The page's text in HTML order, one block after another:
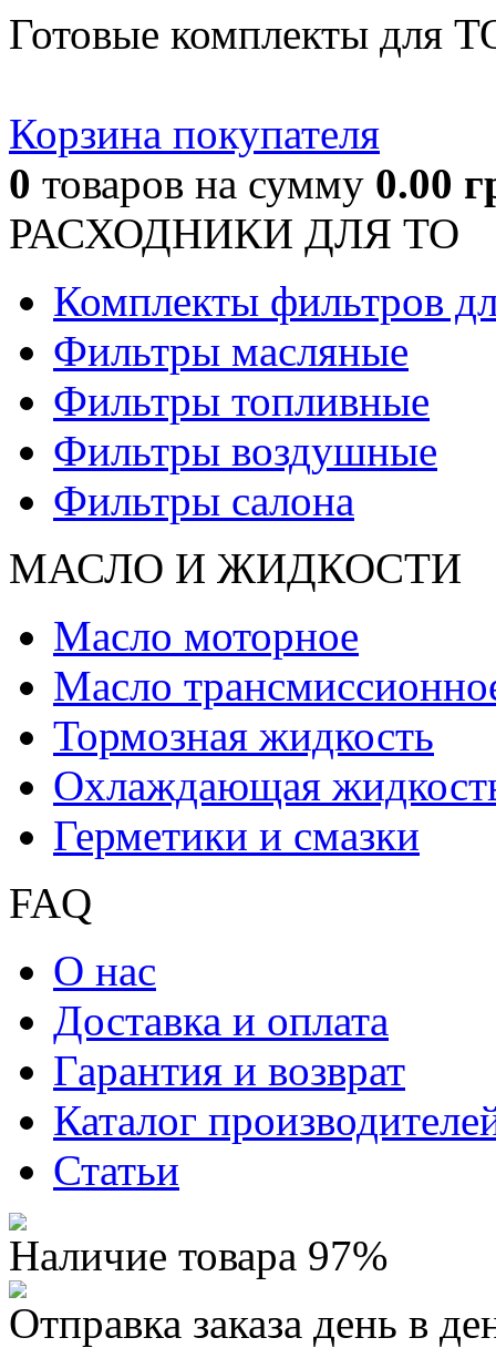
Готовые комплекты для
Корзина покупателя
0 товаров на сумму 0.00
РАСХОДНИКИ ДЛЯ ТО
Комплекты фильтров
Фильтры масляные
Фильтры топливные
Фильтры воздушные
Фильтры салона
МАСЛО И ЖИДКОCТИ
Масло моторное
Масло
Тормозная жидкость
Охлаждающая
Герметики и смазки
FAQ
О нас
Доставка и оплата
Гарантия и возврат
Каталог
Статьи
Наличие товара 97%
Отправка заказа день в